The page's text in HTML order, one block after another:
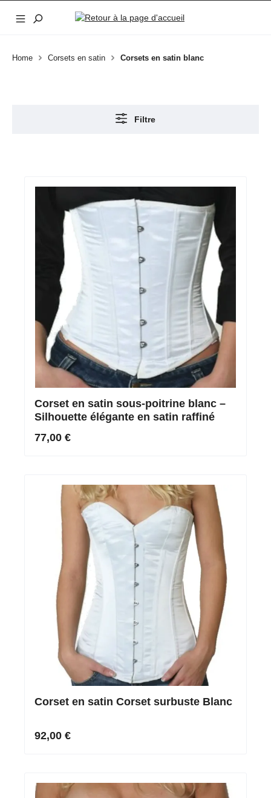
Passer au contenu principal
Home Corsets en satin Corsets en satin blanc
Filtre
Corset en satin sous-poitrine blanc –
Silhouette élégante en satin raffiné
77,00 €
Corset en satin Corset surbuste Blanc
92,00 €